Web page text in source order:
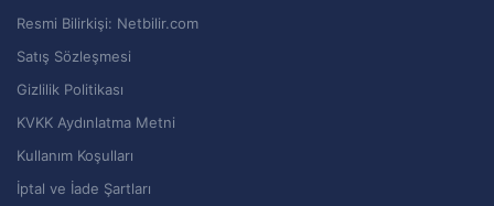
Resmi Bilirkişi: Netbilir.com
Satış Sözleşmesi
Gizlilik Politikası
KVKK Aydınlatma Metni
Kullanım Koşulları
İptal ve İade Şartları